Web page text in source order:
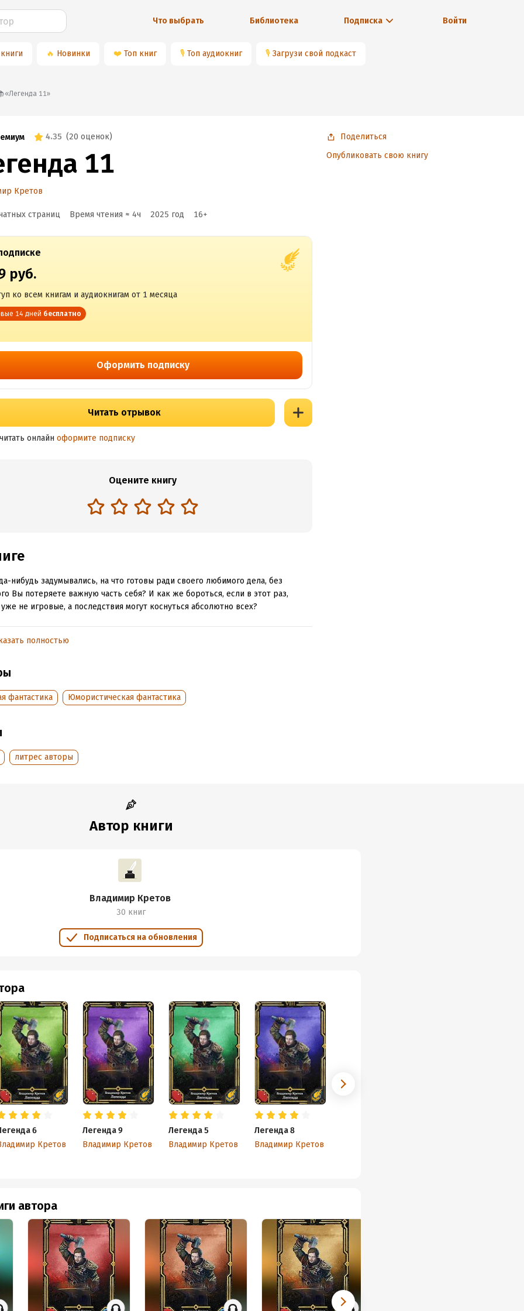
Что выбрать Библиотека Подписка Войти
🔥 Новинки ❤️ Топ книг 🎙 Топ аудиокниг 🎙 Загрузи свой подкаст
📚«Легенда 11»
4.35 (20 оценок)
11
Кретов
страниц Время чтения ≈ 4ч 2025 год 16+
руб.
ко всем книгам и аудиокнигам от 1 месяца
14 дней бесплатно
Оформить подписку
Читать отрывок
онлайн оформите подписку
Оцените книгу
нибудь задумывались, на что готовы ради своего любимого дела, без
Вы потеряете важную часть себя? И как же бороться, если в этот раз,
уже не игровые, а последствия могут коснуться абсолютно всех?
информация
283094
2025
7 января 2025
полностью
фантастика Юмористическая фантастика
литрес авторы
Поделиться
Опубликовать свою книгу
Автор книги
Владимир Кретов
30 книг
Подписаться на обновления
6
Кретов
Легенда 9
Владимир Кретов
Легенда 5
Владимир Кретов
Легенда 8
Владимир Кретов
автора